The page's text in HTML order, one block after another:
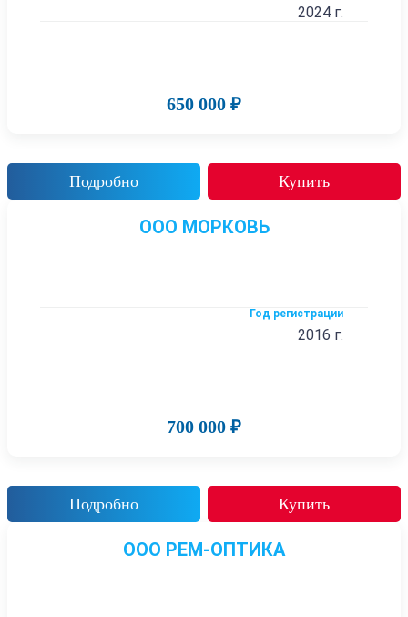
2024 г.
650 000 ₽
Подробно Купить
ООО МОРКОВЬ
Год регистрации
2016 г.
700 000 ₽
Подробно Купить
ООО РЕМ-ОПТИКА